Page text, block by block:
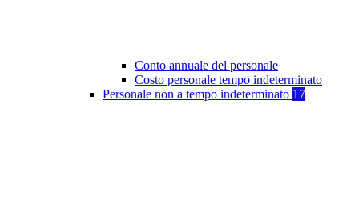
Conto annuale del personale
Costo personale tempo indeterminato
Personale non a tempo indeterminato 17